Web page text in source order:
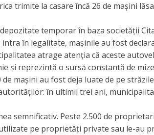
trimite la casare încă 26 de mașini
temporar în baza societății
în legalitate, mașinile au fost
atrage atenția că aceste
și reprezintă o sursă constantă de
mașini au fost deja luate de pe străzile
în ultimii trei ani,
semnificativ. Peste 2.500 de
pe proprietăți private sau le-au